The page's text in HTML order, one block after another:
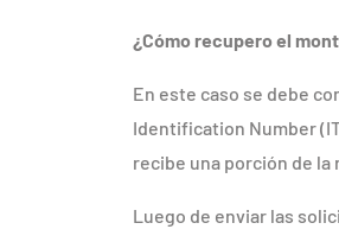
¿Cómo recupero el
En este caso se debe
Identification Number
recibe una porción de
Luego de enviar las